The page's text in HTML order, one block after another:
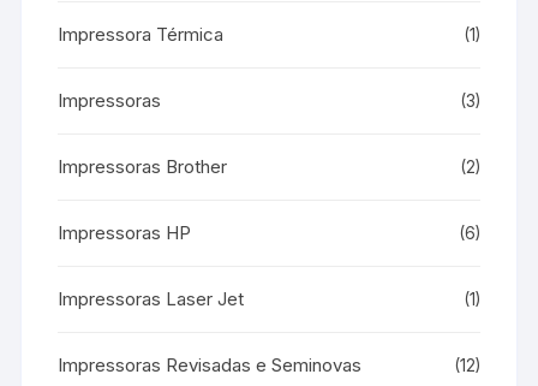
Impressora Térmica (1)
Impressoras (3)
Impressoras Brother (2)
Impressoras HP (6)
Impressoras Laser Jet (1)
Impressoras Revisadas e Seminovas (12)